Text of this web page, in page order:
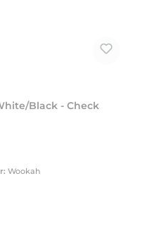
Black - Check
Wookah